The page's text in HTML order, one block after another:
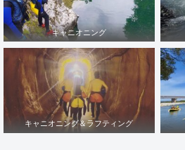
キャニオニング
キャニオニング＆ラフティング